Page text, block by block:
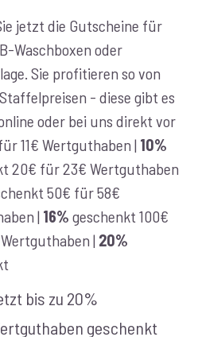
bis
€100,00
jetzt die Gutscheine für
Waschboxen oder
Sie profitieren so von
- diese gibt es
oder bei uns direkt vor
11€ Wertguthaben | 10%
20€ für 23€ Wertguthaben
50€ für 58€
| 16% geschenkt 100€
| 20%
bis zu 20%
geschenkt